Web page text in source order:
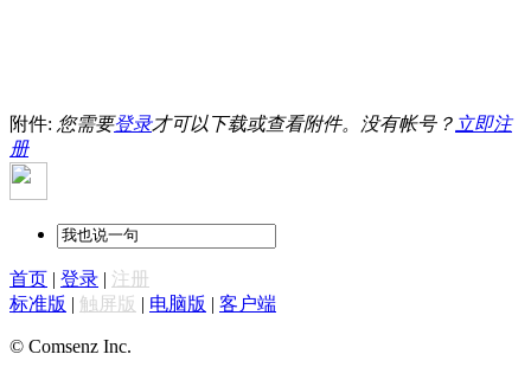
附件: 您需要登录才可以下载或查看附件。没有帐号？ 立即注
册
首页 | 登录 | 注册
标准版 | 触屏版 | 电脑版 | 客户端
© Comsenz Inc.